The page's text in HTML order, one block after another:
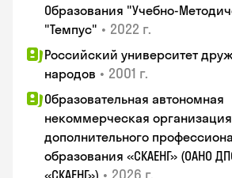
Образования "Учебно-
"Темпус" • 2022 г.
Российский университет
народов • 2001 г.
Образовательная автономная
некоммерческая организация
дополнительного
образования «СКАЕНГ» (ОАНО
«СКАЕНГ»)